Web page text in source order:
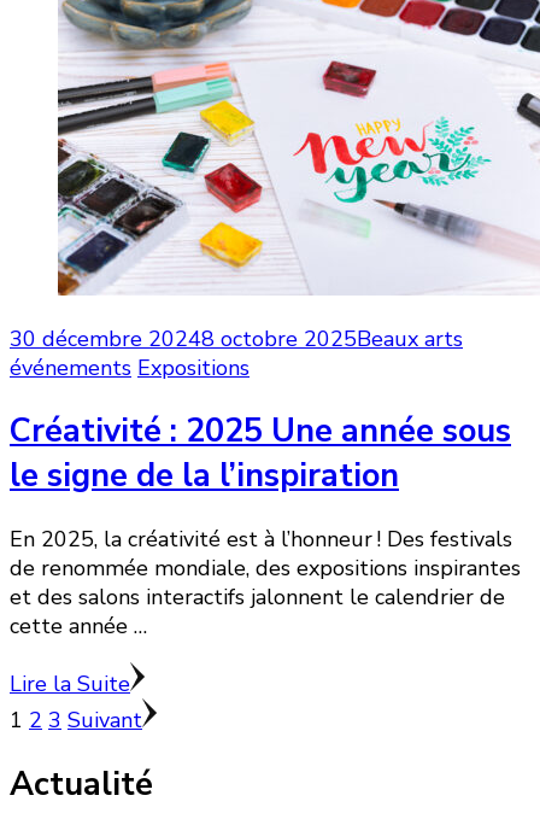
30 décembre 20248 octobre 2025Beaux arts
événements Expositions
Créativité : 2025 Une année sous
le signe de la l’inspiration
En 2025, la créativité est à l’honneur ! Des festivals
de renommée mondiale, des expositions inspirantes
et des salons interactifs jalonnent le calendrier de
cette année …
Lire la Suite
Pagination
des
Page
1 Page
2 Page
3 Suivant
Actualité